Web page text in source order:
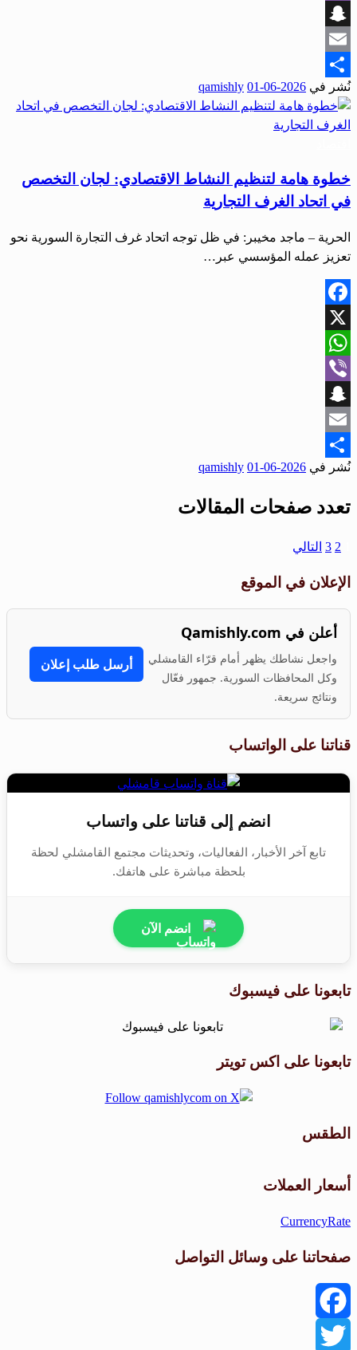
Viber
Snapchat
Email
Share
نُشر في 2026-06-01
qamishly
خطوة هامة لتنظيم النشاط الاقتصادي: لجان التخصص
في اتحاد الغرف التجارية
الحرية – ماجد مخيبر: في ظل توجه اتحاد غرف التجارة السورية نحو
تعزيز عمله المؤسسي عبر…
Facebook
X
WhatsApp
Viber
Snapchat
Email
Share
نُشر في 2026-06-01
qamishly
تعدد صفحات المقالات
2
3 التالي
الإعلان في الموقع
أعلن في Qamishly.com
واجعل نشاطك يظهر أمام قرّاء القامشلي
وكل المحافظات السورية. جمهور فعّال
ونتائج سريعة.
أرسل طلب إعلان
قناتنا على الواتساب
انضم إلى قناتنا على واتساب
تابع آخر الأخبار، الفعاليات، وتحديثات مجتمع القامشلي لحظة
بلحظة مباشرة على هاتفك.
انضم الآن
تابعونا على فيسبوك
تابعونا على اكس تويتر
الطقس
أسعار العملات
CurrencyRate
صفحاتنا على وسائل التواصل
Facebook